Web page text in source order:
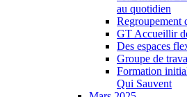
au quotidien
Regroupement
GT Accueillir
Des espaces
Groupe de
Formation
Qui Sauvent